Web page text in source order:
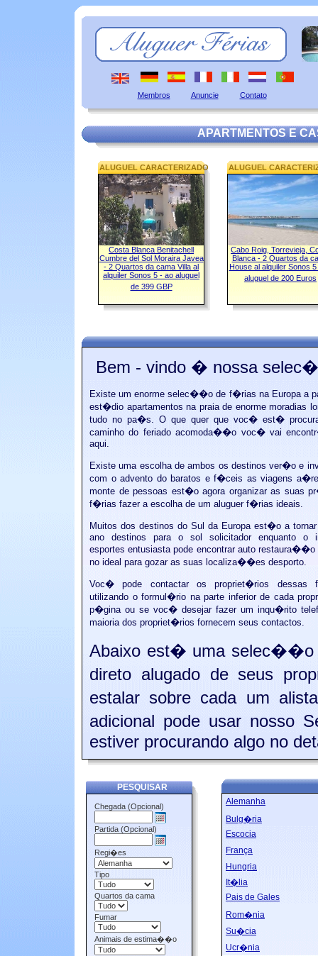
Membros Anuncie Contato
APARTMENTOS E
ALUGUEL CARACTERIZADO
Costa Blanca Benitachell
Cumbre del Sol Moraira Javea
- 2 Quartos da cama Villa al
alquiler Sonos 5 - ao aluguel
de 399 GBP
ALUGUEL
Cabo Roig, Torrevieja,
Blanca - 2 Quartos da
House al alquiler Sonos 5
aluguel de 200 Euros
Bem - vindo � nossa
Existe um enorme selec��o de f�rias na Europa a
est�dio apartamentos na praia de enorme moradias
tudo no pa�s. O que quer que voc� est�
caminho do feriado acomoda��o voc� vai
aqui.
Existe uma escolha de ambos os destinos ver�o e
com o advento do baratos e f�ceis as viagens
monte de pessoas est�o agora organizar as suas
f�rias fazer a escolha de um aluguer f�rias ideais.
Muitos dos destinos do Sul da Europa est�o a
ano destinos para o sol solicitador enquanto o
esportes entusiasta pode encontrar auto
no ideal para gozar as suas localiza��es desporto.
Voc� pode contactar os propriet�rios dessas
utilizando o formul�rio na parte inferior de cada
p�gina ou se voc� desejar fazer um inqu�rito
maioria dos propriet�rios fornecem seus contactos.
Abaixo est� uma selec��o
direto alugado de seus
estalar sobre cada um
adicional pode usar nosso
estiver procurando algo no
PESQUISAR
Chegada (Opcional)
Partida (Opcional)
Regi�es
Tipo
Quartos da cama
Fumar
Animais de estima��o
Alemanha
Bulg�ria
Escocia
França
Hungria
It�lia
Pais de Gales
Rom�nia
Su�cia
Ucr�nia